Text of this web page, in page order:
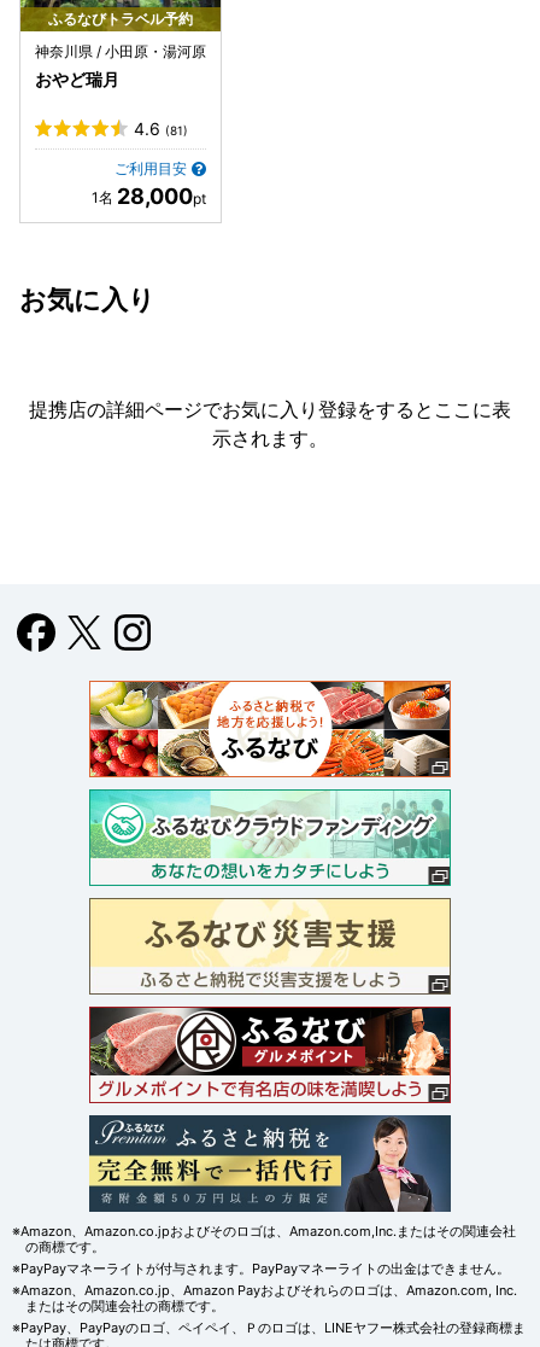
15:00 / チェックアウト： 10:30 🟧 ​隠れ家的な宿で、日常を
忘れて「何もしない贅沢」を味わいたい時にぴったりな一
軒。
ふるなびトラベル予約
神奈川県 / 小田原・湯河原
おやど瑞月
4.6 (81)
ご利用目安
28,000
お気に入り
提携店の詳細ページでお気に入り登録をすると ここに表
示されます。
※Amazon、Amazon.co.jpおよびそのロゴは、Amazon.com,Inc.またはその関連会社
の商標です。
※PayPayマネーライトが付与されます。PayPayマネーライトの出金はできません。
※Amazon、Amazon.co.jp、Amazon Payおよびそれらのロゴは、Amazon.com, Inc.
またはその関連会社の商標です。
※PayPay、PayPayのロゴ、ペイペイ、Ｐのロゴは、LINEヤフー株式会社の登録商標ま
たは商標です。